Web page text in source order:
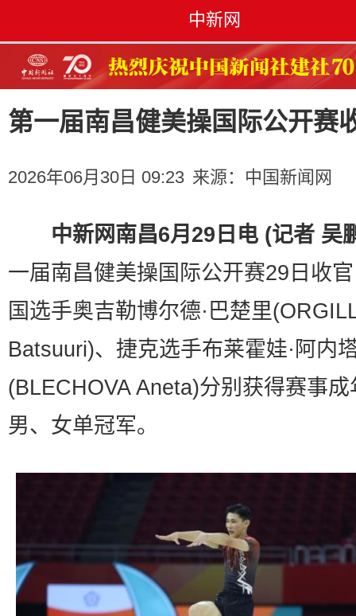
中新网
第一届南昌健美操国际公开赛
2026年06月30日 09:23 来源： 中国新闻网
中新网南昌6月29日电 (记者 吴
一届南昌健美操国际公开赛29日收
国选手奥吉勒博尔德·巴楚里
Batsuuri)、捷克选手布莱霍娃·阿内
(BLECHOVA Aneta)分别获得赛事成
男、女单冠军。